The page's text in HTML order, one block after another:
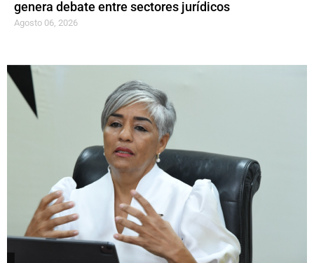
genera debate entre sectores jurídicos
Agosto 06, 2026